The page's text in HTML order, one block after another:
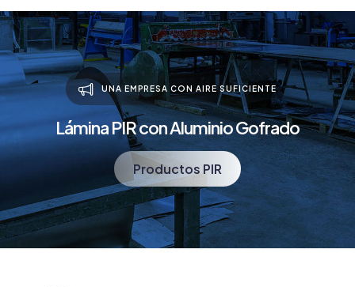
UNA EMPRESA CON AIRE SUFICIENTE
Lámina PIR con Aluminio Gofrado
Productos PIR